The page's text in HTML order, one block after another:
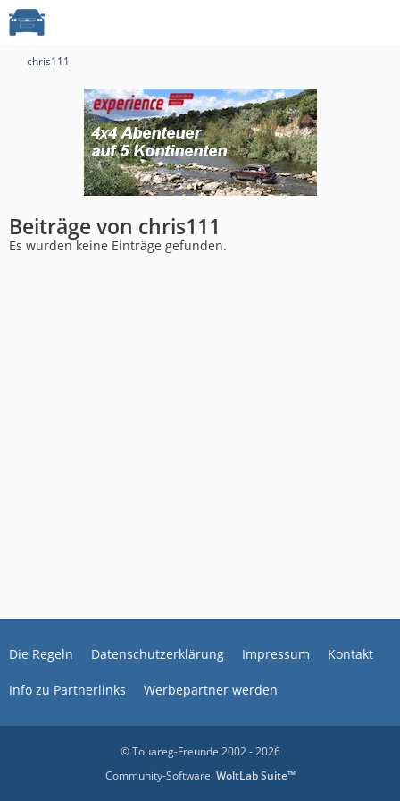
chris111
Beiträge von chris111
Es wurden keine Einträge gefunden.
Die Regeln Datenschutzerklärung Impressum Kontakt
Info zu Partnerlinks Werbepartner werden
© Touareg-Freunde 2002 - 2026
Community-Software:WoltLab Suite™